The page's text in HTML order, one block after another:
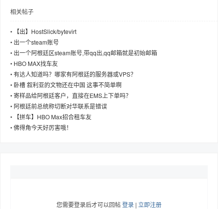
相关帖子
•
【出】HostSlick/bytevirt
• 出一个steam账号
• 出一个阿根廷区steam账号,带qq出,qq邮箱就是初始邮箱
• HBO MAX找车友
•有达人知道吗？哪家有阿根廷的服务器或VPS？
• 卧槽 叙利亚的文物还在中国 这事不简单啊
•寄样品给阿根廷客户，直接在EMS上下单吗？
• 阿根廷前总统称切断对华联系是错误
•
【拼车】HBO Max招合租车友
•佛得角今天好厉害哦！
您需要登录后才可以回帖登录 | 立即注册